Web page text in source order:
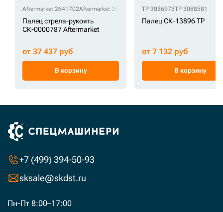
Aftermarket 2641702Aftermarket 264-1702
Палец стрела-рукоять
СК-0000787 Aftermarket
от 37 437 руб
В корзину
TP 3036973TP 3088581
Палец СК-13896 TP
от 7 132 руб
В корзину
+7 (499) 394-50-93
sksale@skdst.ru
Пн-Пт 8:00–17:00